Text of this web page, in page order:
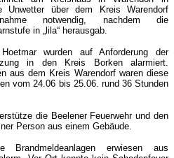
Unwetter über dem Kreis Warendorf
notwendig, nachdem die
in „lila“ herausgab.
wurden auf Anforderung der
in den Kreis Borken alarmiert.
aus dem Kreis Warendorf waren diese
vom 24.06 bis 25.06. rund 36 Stunden
die Beelener Feuerwehr und den
Person aus einem Gebäude.
Brandmeldeanlagen erwiesen aus